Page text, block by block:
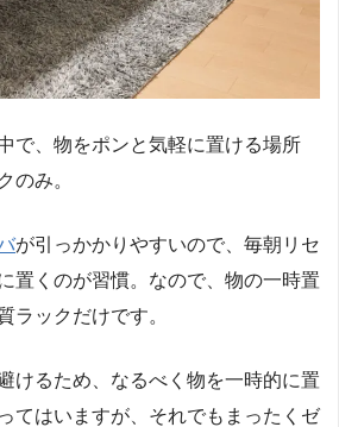
で、物をポンと気軽に置ける場所
のみ。
が引っかかりやすいので、毎朝リセ
置くのが習慣。なので、物の一時置
ラックだけです。
けるため、なるべく物を一時的に置
てはいますが、それでもまったくゼ